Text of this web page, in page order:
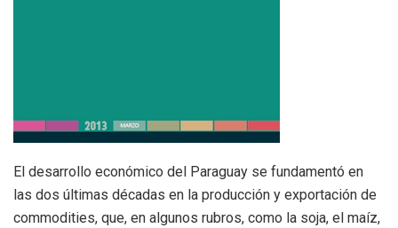
El desarrollo económico del Paraguay se fundamentó en
las dos últimas décadas en la producción y exportación de
commodities, que, en algunos rubros, como la soja, el maíz,